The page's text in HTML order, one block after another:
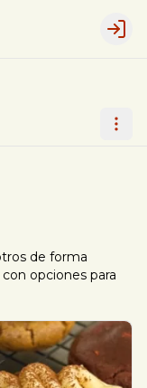
de forma
opciones para